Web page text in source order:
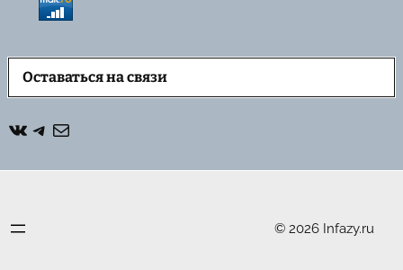
Оставаться на связи
ВКонтакте Telegram Почта
© 2026 Infazy.ru